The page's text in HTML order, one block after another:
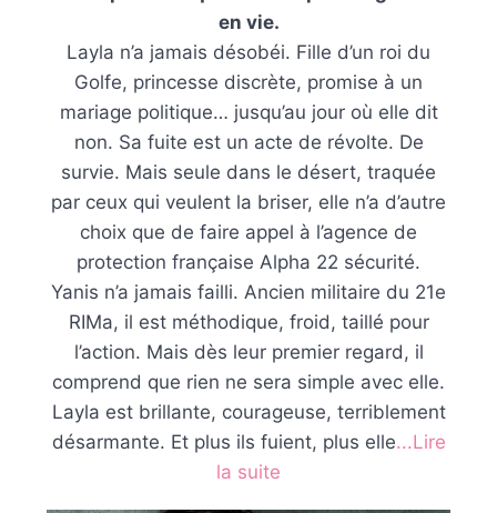
en vie.
Layla n’a jamais désobéi. Fille d’un roi du
Golfe, princesse discrète, promise à un
mariage politique… jusqu’au jour où elle dit
non. Sa fuite est un acte de révolte. De
survie. Mais seule dans le désert, traquée
par ceux qui veulent la briser, elle n’a d’autre
choix que de faire appel à l’agence de
protection française Alpha 22 sécurité.
Yanis n’a jamais failli. Ancien militaire du 21e
RIMa, il est méthodique, froid, taillé pour
l’action. Mais dès leur premier regard, il
comprend que rien ne sera simple avec elle.
Layla est brillante, courageuse, terriblement
désarmante. Et plus ils fuient, plus elle...Lire
la suite